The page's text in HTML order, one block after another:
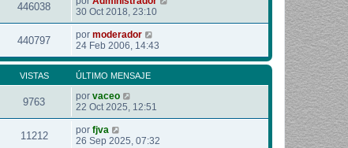
446038
30 Oct 2018, 23:10
440797 por moderador
24 Feb 2006, 14:43
VISTAS ÚLTIMO MENSAJE
9763 por vaceo
22 Oct 2025, 12:51
11212 por fjva
26 Sep 2025, 07:32